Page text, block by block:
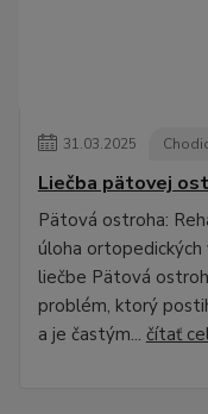
31.03.2025
Liečba pätovej
Pätová ostroha:
úloha ortopedických
liečbe Pätová
problém, ktorý
a je častým... čítať